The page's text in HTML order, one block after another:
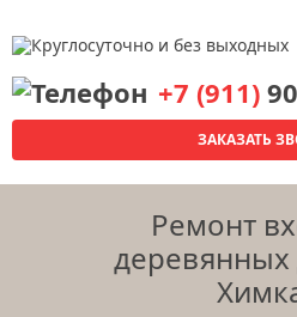
+7 (911)
ЗАКАЗАТЬ
Ремонт
деревянных